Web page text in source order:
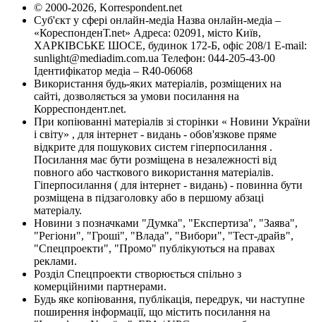
© 2000-2026, Korrespondent.net
Суб'єкт у сфері онлайн-медіа Назва онлайн-медіа –
«КореспонденТ.net» Адреса: 02091, місто Київ,
ХАРКІВСЬКЕ ШОСЕ, будинок 172-Б, офіс 208/1 E-mail:
sunlight@mediadim.com.ua Телефон: 044-205-43-00
Ідентифікатор медіа – R40-06068
Використання будь-яких матеріалів, розміщених на
сайті, дозволяється за умови посилання на
Корреспондент.net.
При копіюванні матеріалів зі сторінки « Новини України
і світу» , для інтернет - видань - обов'язкове пряме
відкрите для пошукових систем гіперпосилання .
Посилання має бути розміщена в незалежності від
повного або часткового використання матеріалів.
Гіперпосилання ( для інтернет - видань) - повинна бути
розміщена в підзаголовку або в першому абзаці
матеріалу.
Новини з позначками "Думка", "Експертиза", "Заява",
"Регіони", "Гроші", "Влада", "Вибори", "Тест-драйв",
"Спецпроекти", "Промо" публікуються на правах
реклами.
Розділ Спецпроекти створюється спільно з
комерційними партнерами.
Будь яке копіювання, публікація, передрук, чи наступне
поширення інформації, що містить посилання на